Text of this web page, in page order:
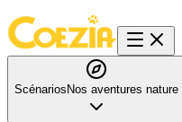
Scénarios Nos aventures nature